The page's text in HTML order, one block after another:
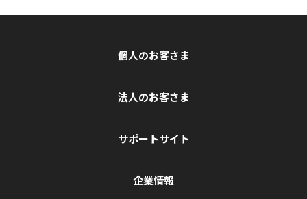
個人のお客さま
法人のお客さま
サポートサイト
企業情報